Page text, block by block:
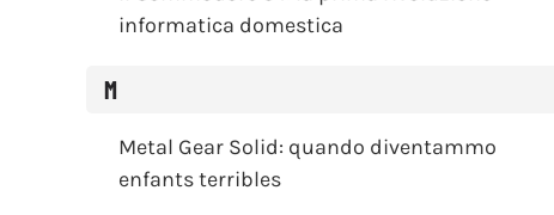
informatica domestica
M
Metal Gear Solid: quando diventammo
enfants terribles